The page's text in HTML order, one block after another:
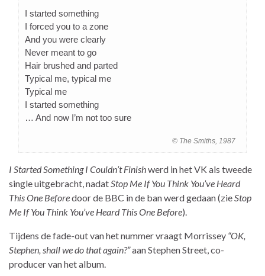
I started something
I forced you to a zone
And you were clearly
Never meant to go
Hair brushed and parted
Typical me, typical me
Typical me
I started something
… And now I’m not too sure
© The Smiths, 1987
I Started Something I Couldn’t Finishwerd in het VK als tweede
single uitgebracht, nadat Stop Me If You Think You’ve Heard
This One Beforedoor de BBC in de ban werd gedaan (zie Stop
Me If You Think You’ve Heard This One Before).
Tijdens de fade-out van het nummer vraagt Morrissey “OK,
Stephen, shall we do that again?”aan Stephen Street, co-
producer van het album.